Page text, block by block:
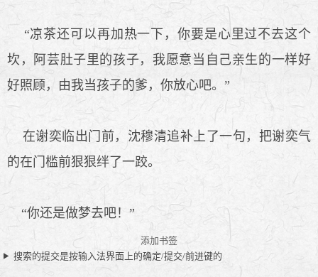
“凉茶还可以再加热一下，你要是心里过不去这个
坎，阿芸肚子里的孩子，我愿意当自己亲生的一样好
好照顾，由我当孩子的爹，你放心吧。”
在谢奕临出门前，沈穆清追补上了一句，把谢奕气
的在门槛前狠狠绊了一跤。
“你还是做梦去吧！”
添加书签
搜索的提交是按输入法界面上的确定/提交/前进键的